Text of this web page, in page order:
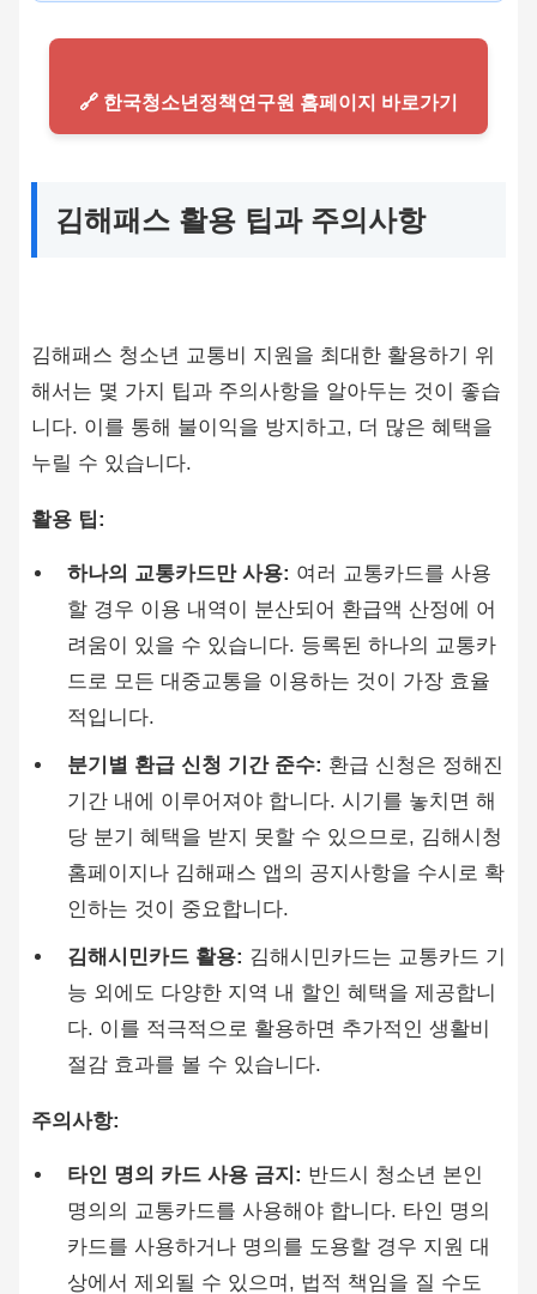
🔗 한국청소년정책연구원 홈페이지 바로가기
김해패스 활용 팁과 주의사항
김해패스 청소년 교통비 지원을 최대한 활용하기 위
해서는 몇 가지 팁과 주의사항을 알아두는 것이 좋습
니다. 이를 통해 불이익을 방지하고, 더 많은 혜택을
누릴 수 있습니다.
활용 팁:
하나의 교통카드만 사용: 여러 교통카드를 사용
할 경우 이용 내역이 분산되어 환급액 산정에 어
려움이 있을 수 있습니다. 등록된 하나의 교통카
드로 모든 대중교통을 이용하는 것이 가장 효율
적입니다.
분기별 환급 신청 기간 준수: 환급 신청은 정해진
기간 내에 이루어져야 합니다. 시기를 놓치면 해
당 분기 혜택을 받지 못할 수 있으므로, 김해시청
홈페이지나 김해패스 앱의 공지사항을 수시로 확
인하는 것이 중요합니다.
김해시민카드 활용: 김해시민카드는 교통카드 기
능 외에도 다양한 지역 내 할인 혜택을 제공합니
다. 이를 적극적으로 활용하면 추가적인 생활비
절감 효과를 볼 수 있습니다.
주의사항:
타인 명의 카드 사용 금지: 반드시 청소년 본인
명의의 교통카드를 사용해야 합니다. 타인 명의
카드를 사용하거나 명의를 도용할 경우 지원 대
상에서 제외될 수 있으며, 법적 책임을 질 수도